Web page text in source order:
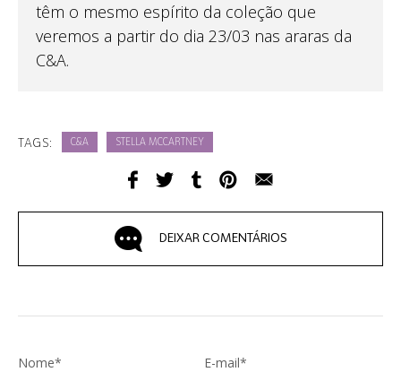
têm o mesmo espírito da coleção que
veremos a partir do dia 23/03 nas araras da
C&A.
TAGS: C&A STELLA MCCARTNEY
DEIXAR COMENTÁRIOS
Nome* E-mail*